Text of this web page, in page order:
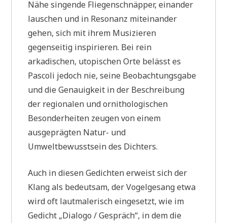
Nähe singende Fliegenschnäpper, einander
lauschen und in Resonanz miteinander
gehen, sich mit ihrem Musizieren
gegenseitig inspirieren. Bei rein
arkadischen, utopischen Orte belässt es
Pascoli jedoch nie, seine Beobachtungsgabe
und die Genauigkeit in der Beschreibung
der regionalen und ornithologischen
Besonderheiten zeugen von einem
ausgeprägten Natur- und
Umweltbewusstsein des Dichters.
Auch in diesen Gedichten erweist sich der
Klang als bedeutsam, der Vogelgesang etwa
wird oft lautmalerisch eingesetzt, wie im
Gedicht „Dialogo / Gespräch“, in dem die